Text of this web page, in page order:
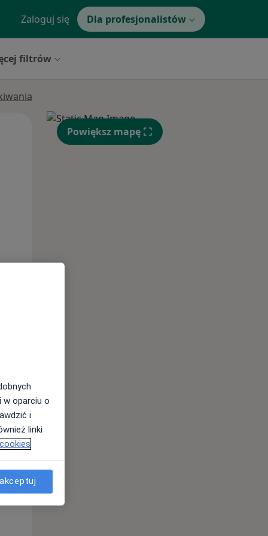
Zaloguj się Dla profesjonalistów
filtrów
Śr, Czw,
Wt,
Powiększ mapę
w oparciu o
i
linki